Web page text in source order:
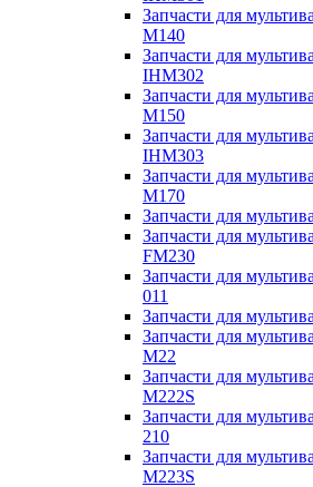
Запчасти для
M140
Запчасти для
IHM302
Запчасти для
M150
Запчасти для
IHM303
Запчасти для
M170
Запчасти для
Запчасти для
FM230
Запчасти для
011
Запчасти для
Запчасти для
M22
Запчасти для
M222S
Запчасти для
210
Запчасти для
M223S